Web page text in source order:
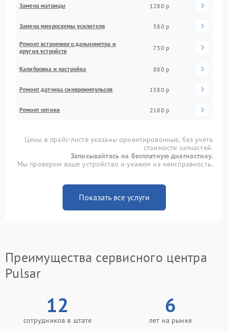
Замена матрицы 1280 р
Замена микросхемы усилителя 580 р
Ремонт встроенного дальнометра и
других устройств
730 р
Калибровка и настройка 880 р
Ремонт датчика синхроимпульсов 1580 р
Ремонт оптики 2180 р
Цены в прайс-листе указаны ориентировочные, без учета
стоимости запчастей.
Записывайтесь на бесплатную диагностику.
Мы проверим ваше устройство и укажем на неисправность.
Показать все услуги
Преимущества сервисного центра
Pulsar
12
сотрудников в штате
6
лет на рынке